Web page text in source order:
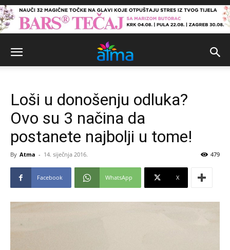
Loši u donošenju odluka?
Ovo su 3 načina da
postanete najbolji u tome!
By Atma - 14. siječnja 2016. 479
Facebook WhatsApp X